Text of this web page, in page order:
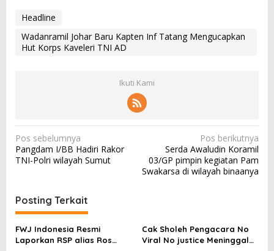
Headline
Wadanramil Johar Baru Kapten Inf Tatang Mengucapkan
Hut Korps Kaveleri TNI AD
Ikuti Kami
N
a
g
a
s
Pos sebelumnya
Pangdam I/BB Hadiri Rakor
TNI-Polri wilayah Sumut
Pos berikutnya
Serda Awaludin Koramil
03/GP pimpin kegiatan Pam
Swakarsa di wilayah binaanya
Posting Terkait
FWJ Indonesia Resmi
Laporkan RSP alias Ros
Cak Sholeh Pengacara No
Viral No justice Meninggal